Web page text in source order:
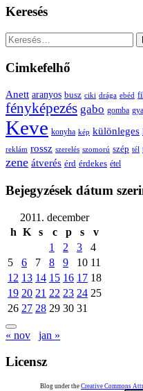
Keresés
Keresés:
Cimkefelhő
Anett aranyos busz ciki drága ebéd
fényképezés gabo gomba
Keve konyha kép különleges
reklám rossz szerelés szomorú szép tél
zene átverés érd érdekes étel
Bejegyzések dátum
2011. december
h K s c p s
v
1
2 3
4
5
6 7 8 9 10 11
12 13 14 15 16 17 18
19 20 21 22 23 24 25
26 27 28 29 30 31
« nov jan »
Licensz
Blog under the Creative Commons